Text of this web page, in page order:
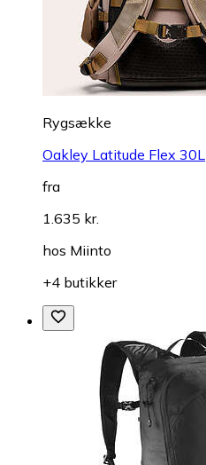
Rygsække
Oakley Latitude Flex 30L
fra
1.635 kr.
hos Miinto
+4 butikker